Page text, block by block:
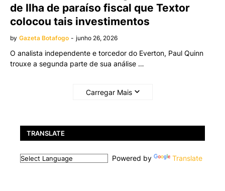
de Ilha de paraíso fiscal que Textor
colocou tais investimentos
by Gazeta Botafogo - junho 26, 2026
O analista independente e torcedor do Everton, Paul Quinn
trouxe a segunda parte de sua análise …
Carregar Mais
TRANSLATE
Powered by Translate